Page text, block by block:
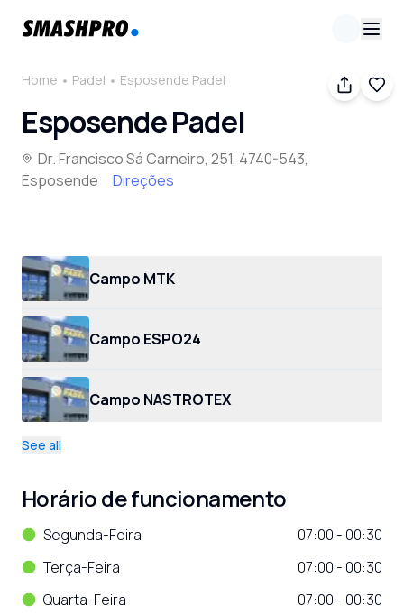
Home Padel Esposende Padel
Esposende Padel
Dr. Francisco Sá Carneiro, 251, 4740-543,
Esposende
Direções
Campo MTK
Campo ESPO24
Campo NASTROTEX
See all
Horário de funcionamento
Segunda-Feira
07:00 - 00:30
Terça-Feira
07:00 - 00:30
Quarta-Feira
07:00 - 00:30